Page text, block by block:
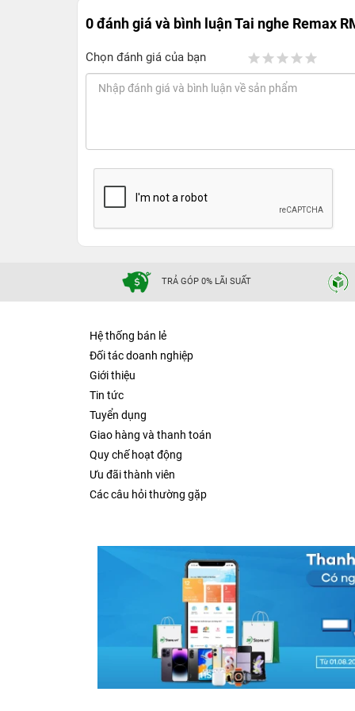
0 đánh giá và bình luậnTai nghe Remax
Chọn đánh giá của bạn
TRẢ GÓP 0% LÃI SUẤT
Hệ thống bán lẻ
Đối tác doanh nghiệp
Giới thiệu
Tin tức
Tuyển dụng
Giao hàng và thanh toán
Quy chế hoạt động
Ưu đãi thành viên
Các câu hỏi thường gặp